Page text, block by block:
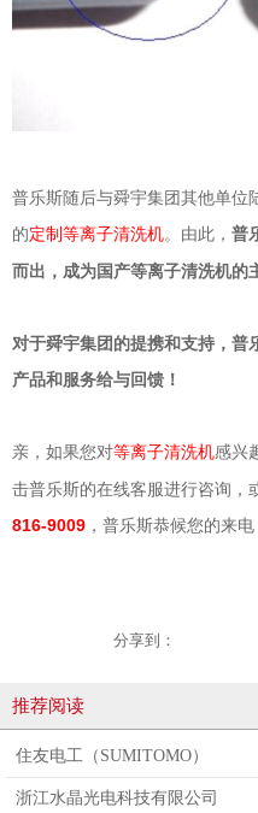
普乐斯随后与舜宇集团其他单位
的定制等离子清洗机。由此， 普
而出，成为国产等离子清洗机的
对于舜宇集团的提携和支持，普
产品和服务给与回馈！
亲，如果您对等离子清洗机感兴
击普乐斯的在线客服进行咨询，
816-9009 ，普乐斯恭候您的来电
分享到：
推荐阅读
住友电工（SUMITOMO）
浙江水晶光电科技有限公司